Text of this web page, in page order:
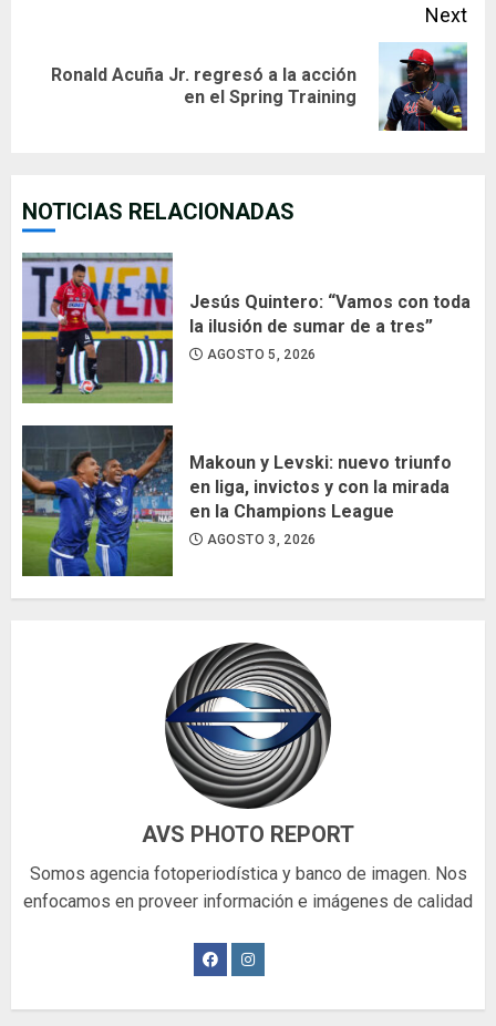
Next
Next
Ronald Acuña Jr. regresó a la acción
en el Spring Training
NOTICIAS RELACIONADAS
Jesús Quintero: “Vamos con toda
la ilusión de sumar de a tres”
AGOSTO 5, 2026
Makoun y Levski: nuevo triunfo
en liga, invictos y con la mirada
en la Champions League
AGOSTO 3, 2026
AVS PHOTO REPORT
Somos agencia fotoperiodística y banco de imagen. Nos
enfocamos en proveer información e imágenes de calidad